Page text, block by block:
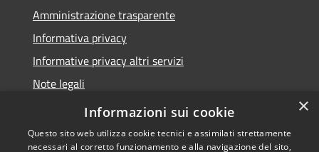
Amministrazione trasparente
Informativa privacy
Informative privacy altri servizi
Note legali
Dichiarazione di accessibilità
×
Informazioni sui cookie
Questo sito web utilizza cookie tecnici e assimilati strettamente
necessari al corretto funzionamento e alla navigazione del sito,